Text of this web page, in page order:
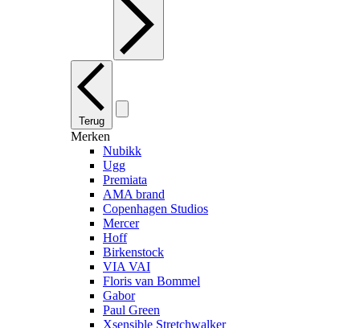
Terug
Merken
Nubikk
Ugg
Premiata
AMA brand
Copenhagen Studios
Mercer
Hoff
Birkenstock
VIA VAI
Floris van Bommel
Gabor
Paul Green
Xsensible Stretchwalker